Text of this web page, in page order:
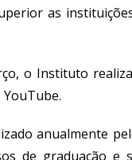
as
o Instituto
anualmente
de graduação e